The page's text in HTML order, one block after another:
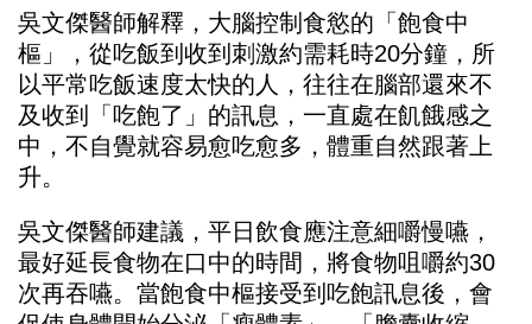
吳文傑醫師解釋，大腦控制食慾的「飽食中
樞」，從吃飯到收到刺激約需耗時20分鐘，所
以平常吃飯速度太快的人，往往在腦部還來不
及收到「吃飽了」的訊息，一直處在飢餓感之
中，不自覺就容易愈吃愈多，體重自然跟著上
升。
吳文傑醫師建議，平日飲食應注意細嚼慢嚥，
最好延長食物在口中的時間，將食物咀嚼約30
次再吞嚥。當飽食中樞接受到吃飽訊息後，會